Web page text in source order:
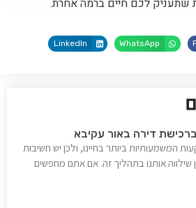
שתעניק לכם חיים ברמה אחרת.
WhatsApp
LinkedIn
דירה באור עקיבא
המשמעותיות ביותר בחיינו, ולכן יש חשיבות
שילווה אותנו בתהליך זה. אם אתם מחפשים